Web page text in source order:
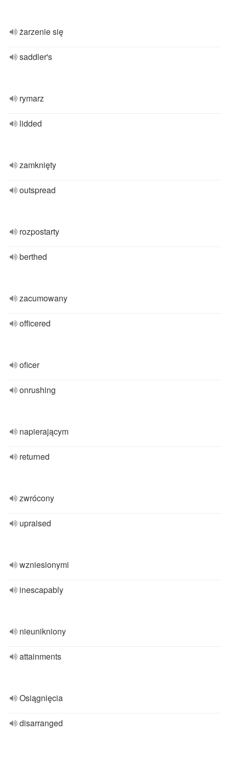
żarzenie się
saddler's
rymarz
lidded
zamknięty
outspread
rozpostarty
berthed
zacumowany
officered
oficer
onrushing
napierającym
returned
zwrócony
upraised
wzniesionymi
inescapably
nieunikniony
attainments
Osiągnięcia
disarranged